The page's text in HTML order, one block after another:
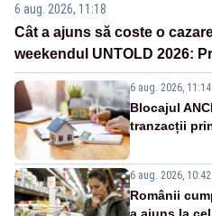
6 aug. 2026, 11:18
Cât a ajuns să coste o
weekendul UNTOLD 2026:
6 aug. 2026, 11:14
Blocajul
tranzacții
6 aug. 2026, 10:42
Românii